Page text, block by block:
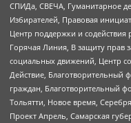
СПИДа, СВЕЧА, Гуманитарное
Избирателей, Правовая
Центр поддержки и
Горячая Линия, В защиту прав
социальных движений, Центр
Действие, Благотворительный
граждан, Благотворительный
Тольятти, Новое время,
Проект Апрель, Самарская